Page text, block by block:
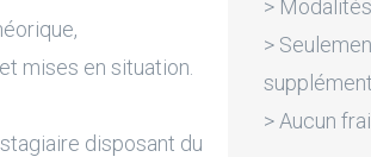
mises en situation.
disposant du
>
>
> Aucun